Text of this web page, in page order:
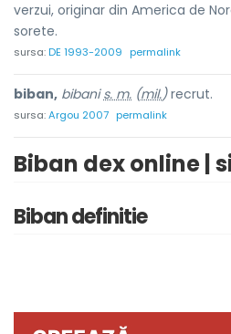
verzui, originar din America de
sorete.
sursa:DE 1993-2009 permalink
biban, bibanis. m. (mil.)recrut.
sursa:Argou 2007 permalink
Biban dex online |
Biban definitie